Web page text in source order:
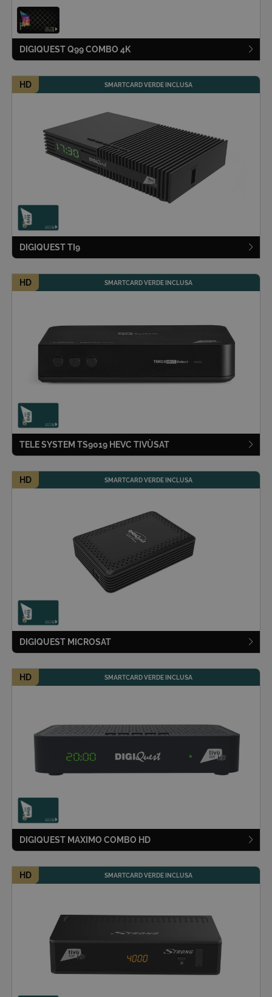
DIGIQUEST Q99 COMBO 4K
HD SMARTCARD VERDE INCLUSA
DIGIQUEST TI9
HD SMARTCARD VERDE INCLUSA
TELE SYSTEM TS9019 HEVC TIVÙSAT
HD SMARTCARD VERDE INCLUSA
DIGIQUEST MICROSAT
HD SMARTCARD VERDE INCLUSA
DIGIQUEST MAXIMO COMBO HD
HD SMARTCARD VERDE INCLUSA